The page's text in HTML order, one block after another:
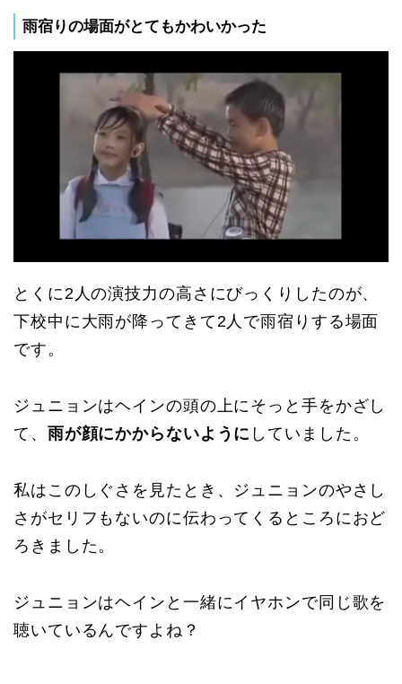
雨宿りの場面がとてもかわいかった
とくに2人の演技力の高さにびっくりしたのが、
下校中に大雨が降ってきて2人で雨宿りする場面
です。
ジュニョンはヘインの頭の上にそっと手をかざし
て、 雨が顔にかからないように していました。
私はこのしぐさを見たとき、ジュニョンのやさし
さがセリフもないのに伝わってくるところにおど
ろきました。
ジュニョンはヘインと一緒にイヤホンで同じ歌を
聴いているんですよね？